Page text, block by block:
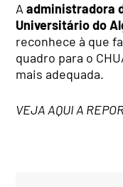
Aadministradora
Universitário do
reconhece à que
quadro para o
mais adequada.
VEJA AQUI A